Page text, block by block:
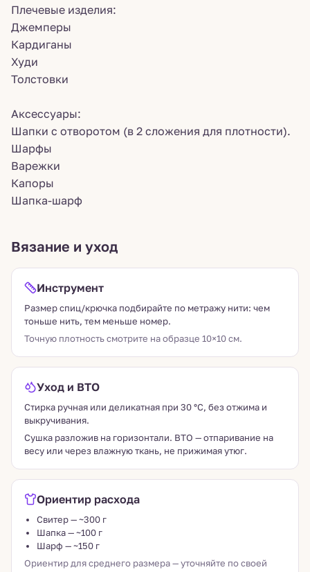
Плечевые изделия:
Джемперы
Кардиганы
Худи
Толстовки
Аксессуары:
Шапки с отворотом (в 2 сложения для плотности).
Шарфы
Варежки
Капоры
Шапка-шарф
Вязание и уход
Инструмент
Размер спиц/крючка подбирайте по метражу нити: чем
тоньше нить, тем меньше номер.
Точную плотность смотрите на образце 10×10 см.
Уход и ВТО
Стирка ручная или деликатная при 30 °C, без отжима и
выкручивания.
Сушка разложив на горизонтали. ВТО — отпаривание на
весу или через влажную ткань, не прижимая утюг.
Ориентир расхода
Свитер — ~300 г
Шапка — ~100 г
Шарф — ~150 г
Ориентир для среднего размера — уточняйте по своей